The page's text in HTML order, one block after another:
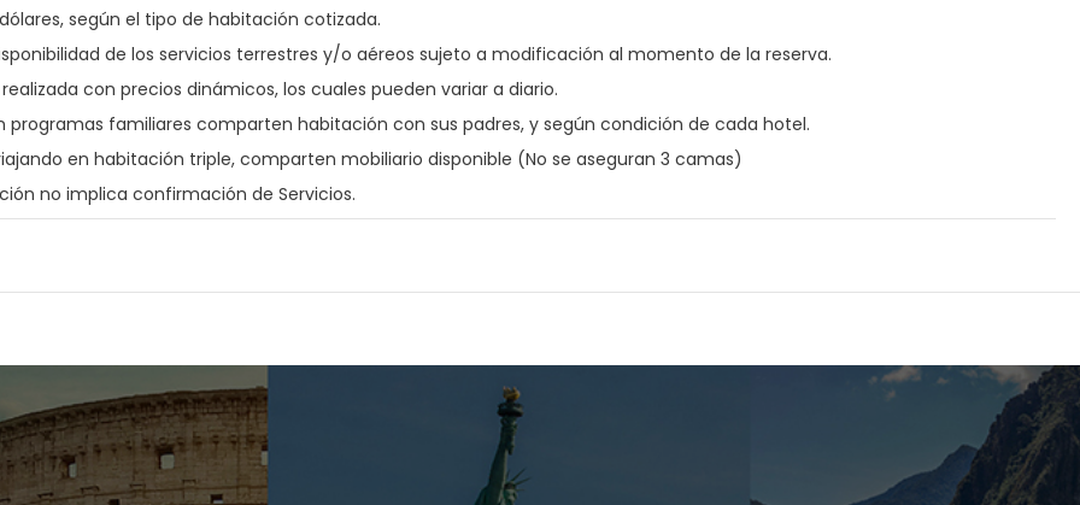
según el tipo de habitación cotizada.
de los servicios terrestres y/o aéreos sujeto a modificación al momento de la reserva.
con precios dinámicos, los cuales pueden variar a diario.
programas familiares comparten habitación con sus padres, y según condición de cada hotel.
en habitación triple, comparten mobiliario disponible (No se aseguran 3 camas)
no implica confirmación de Servicios.